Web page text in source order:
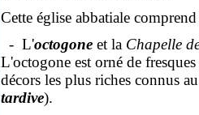
Cette église abbatiale
- L'octogone et la Chapelle
L'octogone est orné de
décors les plus riches connus
tardive).